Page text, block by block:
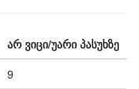
არ ვიცი/უარი პასუხზე
9